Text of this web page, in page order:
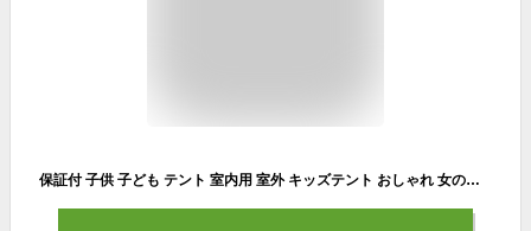
保証付 子供 子ども テント 室内用 室外 キッズテント おしゃれ 女の子 男の子 部屋 おもちゃ キッズ テント ハウス プレイハウス 屋外 屋内 庭 遊具 遊び場 誕生日 出産祝 遊び場 クリスマス プレゼント に最適 12色 カラーペン付き 水性 水彩ペン 塗り絵 色付け